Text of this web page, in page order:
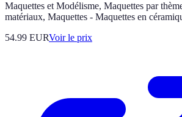
Maquettes et Modélisme, Maquettes par
matériaux, Maquettes - Maquettes en
54.99 EURVoir le prix